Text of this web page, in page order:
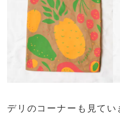
デリのコーナーも見てい